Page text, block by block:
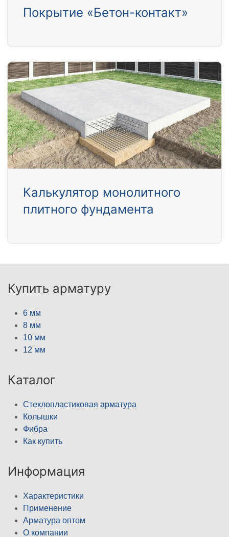
Покрытие «Бетон-контакт»
Калькулятор монолитного
плитного фундамента
Купить арматуру
6 мм
8 мм
10 мм
12 мм
Каталог
Стеклопластиковая арматура
Колышки
Фибра
Как купить
Информация
Характеристики
Применение
Арматура оптом
О компании